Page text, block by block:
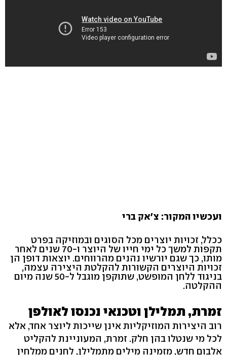
ועכשיו המקור: צ'אק ברי
ככלל, זכויות יוצרים מכל הסוגים ובמוזיקה בפרט
תקפות למשך כל ימי חייו של היוצר ו-70 שנים לאחר
מותו, כך שגם יורשיו נהנים מהרווחים. יוצאות דופן הן
זכויות היוצרים הקשורות להקלטת היצירה עצמה,
בניגוד ללחן המופשט, שתוקפן מוגבל ל-50 שנה מיום
ההקלטה.
זמרת, תמלילן וטכנאי נכנסו לאולפן
רוב היצירות המוזיקליות אינן שייכות ליוצר אחד, אלא
לכל מי שנטלו בהן חלק. זמרת, המעוניינת להקליט
אלבום חדש, מזמינה מילים מתמלילן, לחנים ממלחין